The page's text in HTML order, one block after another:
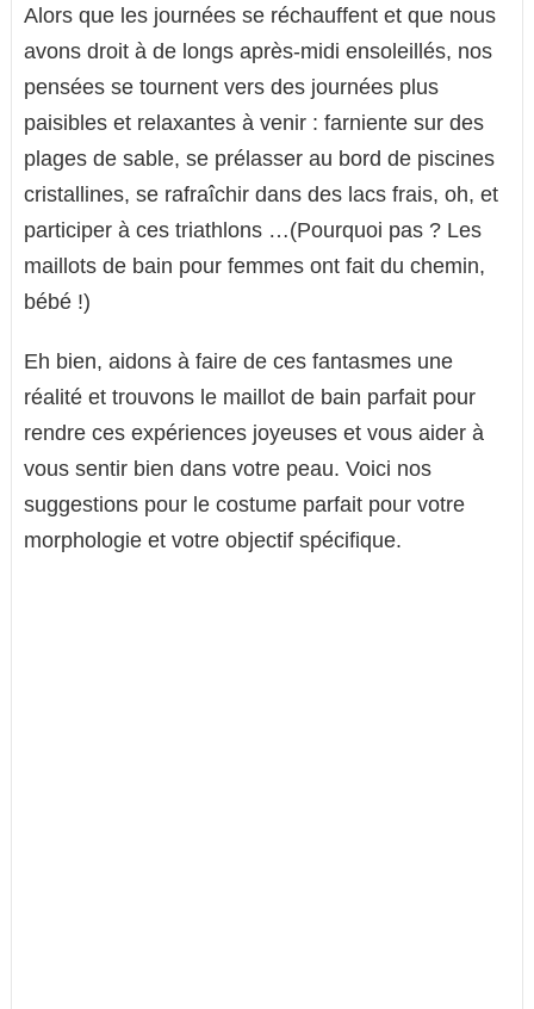
Alors que les journées se réchauffent et que nous
avons droit à de longs après-midi ensoleillés, nos
pensées se tournent vers des journées plus
paisibles et relaxantes à venir : farniente sur des
plages de sable, se prélasser au bord de piscines
cristallines, se rafraîchir dans des lacs frais, oh, et
participer à ces triathlons …(Pourquoi pas ? Les
maillots de bain pour femmes ont fait du chemin,
bébé !)
Eh bien, aidons à faire de ces fantasmes une
réalité et trouvons le maillot de bain parfait pour
rendre ces expériences joyeuses et vous aider à
vous sentir bien dans votre peau. Voici nos
suggestions pour le costume parfait pour votre
morphologie et votre objectif spécifique.